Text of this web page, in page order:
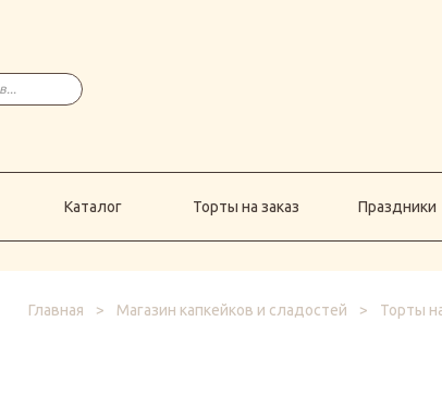
Каталог Торты на заказ Праздники
Главная > Магазин капкейков и сладостей > Торты